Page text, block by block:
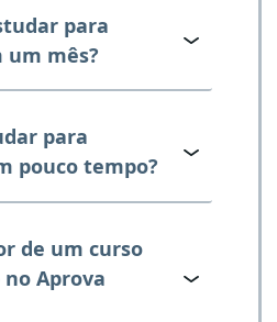
para
um mês?
para
pouco tempo?
de um curso
Aprova